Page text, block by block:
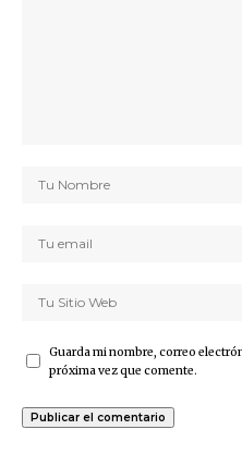
Guarda mi nombre, correo
próxima vez que comente.